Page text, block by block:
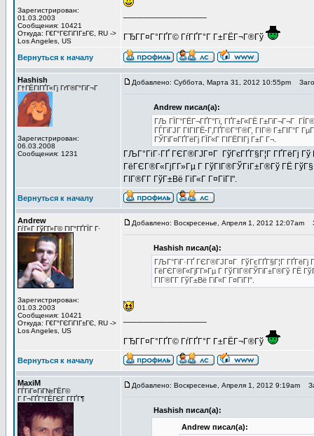
Зарегистрирован:
01.03.2003
Сообщения: 10421
Откуда: Г€Г°ГЄГіГІГ±ГЄ, RU ->
Los Angeles, US
ГЂГ­Г¤Г°ГҐГ© ГѓГҐГ°Г Г±ГЁГ¬Г®Гў
Вернуться к началу
Hashish
Г†ГЁГІГҐГ«Гј ГґГ®Г°ГіГ¬Г
Зарегистрирован:
06.03.2008
Сообщения: 1231
Добавлено: Суббота, Марта 31, 2012 10:55pm
Andrew писал(а):
ГЉ ГЇГ°ГЁГ¬ГҐГ°Гі, ГҐГ±Г«ГЁ Г±ГіГ¬Г¬Г
ГЃГіГЈГ ГІГІГЁ-Г‚ГҐГ©Г°Г®Г­, ГІГ® Г±ГІГ°Г
ГЎГіГ¤ГҐГёГј ГЇГ«Г ГІГЁГІГј Г±Г Г¬.
ГЉГ°ГіГ·ГҐ ГЄГ®ГЈГ¤Г ГўГєГҐГ§Г¦Г ГҐГёГј
ГёГЄГ®Г«ГјГ­Г»Гµ Г ГўГІГ®ГЎГіГ±Г®Гў ГЁ
ГІГ®Г­Г­ ГўГ±Вё ГіГ«Г Г¤ГїГІ".
Вернуться к началу
Andrew
ГѓГ«Г ГўГ­Г»Г© ГІГ°ГҐГЇГ Г·
Зарегистрирован:
01.03.2003
Сообщения: 10421
Откуда: Г€Г°ГЄГіГІГ±ГЄ, RU ->
Los Angeles, US
Добавлено: Воскресенье, Апреля 1, 2012 12:07am
Hashish писал(а):
ГЉГ°ГіГ·ГҐ ГЄГ®ГЈГ¤Г ГўГєГҐГ§Г¦Г
ГёГЄГ®Г«ГјГ­Г»Гµ Г ГўГІГ®ГЎГіГ±Г®Гў ГЁ
ГІГ®Г­Г­ ГўГ±Вё ГіГ«Г Г¤ГїГІ".
ГЂГ­Г¤Г°ГҐГ© ГѓГҐГ°Г Г±ГЁГ¬Г®Гў
Вернуться к началу
MaxiM
ГЃГіГ¤ГіГ№ГЁГ©
Г Г¬ГҐГ°ГЁГЄГ Г­ГҐГ¶
Добавлено: Воскресенье, Апреля 1, 2012 9:19am
Hashish писал(а):
Andrew писал(а):